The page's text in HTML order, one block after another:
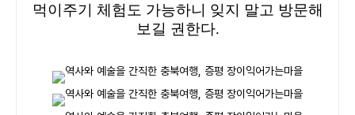
먹이주기 체험도 가능하니 잊지 말고 방문해
보길 권한다.